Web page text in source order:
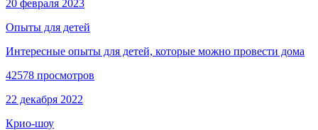
20 февраля 2023
Опыты для детей
Интересные опыты для детей, которые можно провести дома
42578 просмотров
22 декабря 2022
Крио-шоу